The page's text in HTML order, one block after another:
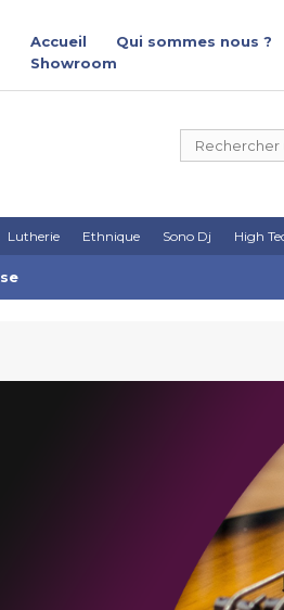
Accueil Qui sommes nous ?
Showroom
Lutherie Ethnique Sono Dj High